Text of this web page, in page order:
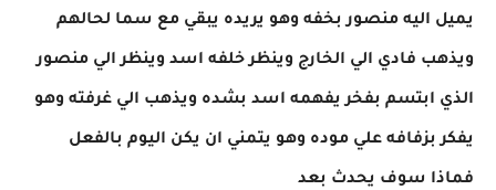
يميل اليه منصور بخفه وهو يريده يبقي مع سما لحالهم
ويذهب فادي الي الخارج وينظر خلفه اسد وينظر الي منصور
الذي ابتسم بفخر يفهمه اسد بشده ويذهب الي غرفته وهو
يفكر بزفافه علي موده وهو يتمني ان يكن اليوم بالفعل
فماذا سوف يحدث بعد